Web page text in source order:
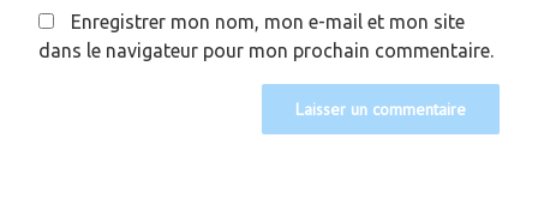
Enregistrer mon nom, mon e-mail et mon site
dans le navigateur pour mon prochain commentaire.